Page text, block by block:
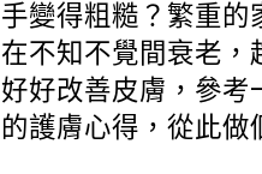
手變得粗糙？繁重的
在不知不覺間衰老，
好好改善皮膚，參考
的護膚心得，從此做